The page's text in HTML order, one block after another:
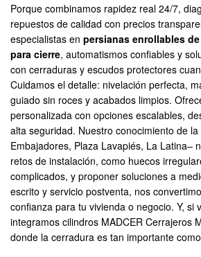
Porque combinamos rapidez real 24/7,
repuestos de calidad con precios
especialistas en persianas enrollables
para cierre, automatismos confiables y
con cerraduras y escudos protectores
Cuidamos el detalle: nivelación perfecta,
guiado sin roces y acabados limpios.
personalizada con opciones escalables,
alta seguridad. Nuestro conocimiento de
Embajadores, Plaza Lavapiés, La Latina–
retos de instalación, como huecos
complicados, y proponer soluciones a
escrito y servicio postventa, nos
confianza para tu vivienda o negocio. Y, si
integramos cilindros MADCER Cerrajeros
donde la cerradura es tan importante